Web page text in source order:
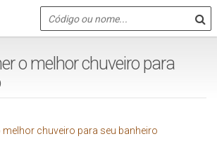
o melhor chuveiro para